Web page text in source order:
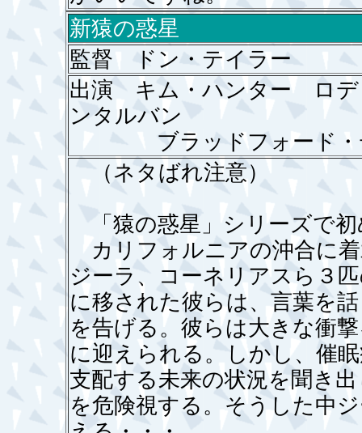
新猿の惑星
監督 ドン・テイラー
出演 キム・ハンター ロデ
ンタルバン
ブラッドフォード・
（ネタばれ注意）
「猿の惑星」シリーズで
カリフォルニアの沖合に
ジーラ、コーネリアスら３
に移された彼らは、言葉を
を告げる。彼らは大きな衝
に迎えられる。しかし、催
支配する未来の状況を聞き
を危険視する。そうした中